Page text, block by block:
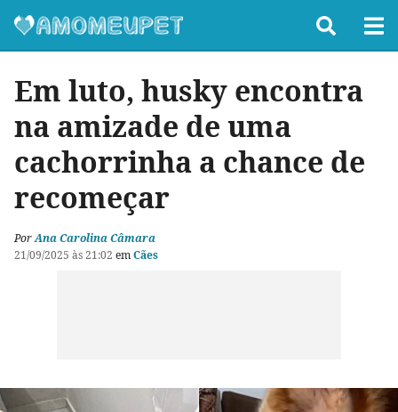
Em luto, husky encontra
na amizade de uma
cachorrinha a chance de
recomeçar
PorAna Carolina Câmara
21/09/2025 às 21:02 emCães